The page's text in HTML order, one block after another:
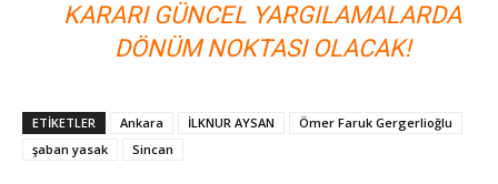
KARARI GÜNCEL YARGILAMALARDA
DÖNÜM NOKTASI OLACAK!
ETİKETLER Ankara İLKNUR AYSAN
Ömer Faruk Gergerlioğlu
şaban yasak
Sincan